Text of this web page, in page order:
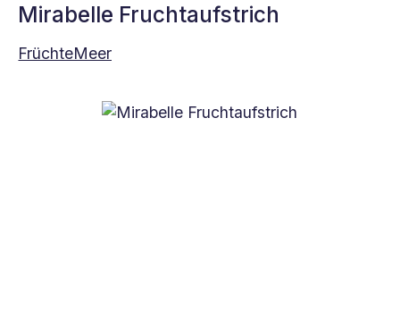
Mirabelle Fruchtaufstrich
FrüchteMeer
Bildergalerie überspringen